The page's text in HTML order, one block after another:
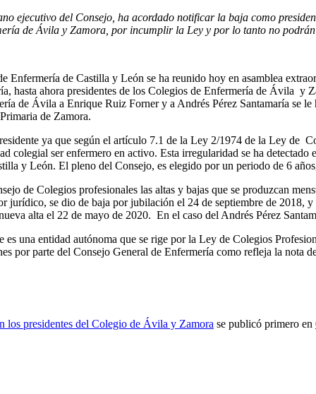
ejecutivo del Consejo, ha acordado notificar la baja como
de Ávila y Zamora, por incumplir la Ley y por lo tanto no
Enfermería de Castilla y León se ha reunido hoy en asamblea
hasta ahora presidentes de los Colegios de Enfermería de Ávila y
de Ávila a Enrique Ruiz Forner y a Andrés Pérez Santamaría se
de Zamora.
ya que según el artículo 7.1 de la Ley 2/1974 de la Ley de
colegial ser enfermero en activo. Esta irregularidad se ha
y León. El pleno del Consejo, es elegido por un periodo de 6
de Colegios profesionales las altas y bajas que se produzcan
jurídico, se dio de baja por jubilación el 24 de septiembre de 2018,
alta el 22 de mayo de 2020. En el caso del Andrés Pérez
una entidad autónoma que se rige por la Ley de Colegios
por parte del Consejo General de Enfermería como refleja la nota
los presidentes del Colegio de Ávila y Zamora se publicó primero en